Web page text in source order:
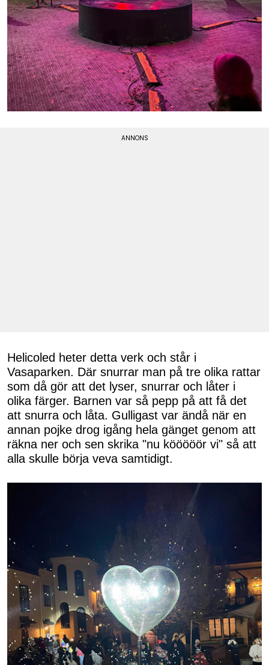
Helicoled heter detta verk och står i
Vasaparken. Där snurrar man på tre olika rattar
som då gör att det lyser, snurrar och låter i
olika färger. Barnen var så pepp på att få det
att snurra och låta. Gulligast var ändå när en
annan pojke drog igång hela gänget genom att
räkna ner och sen skrika "nu kööööör vi" så att
alla skulle börja veva samtidigt.